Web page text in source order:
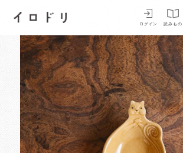
イロドリ
ログイン 読みもの